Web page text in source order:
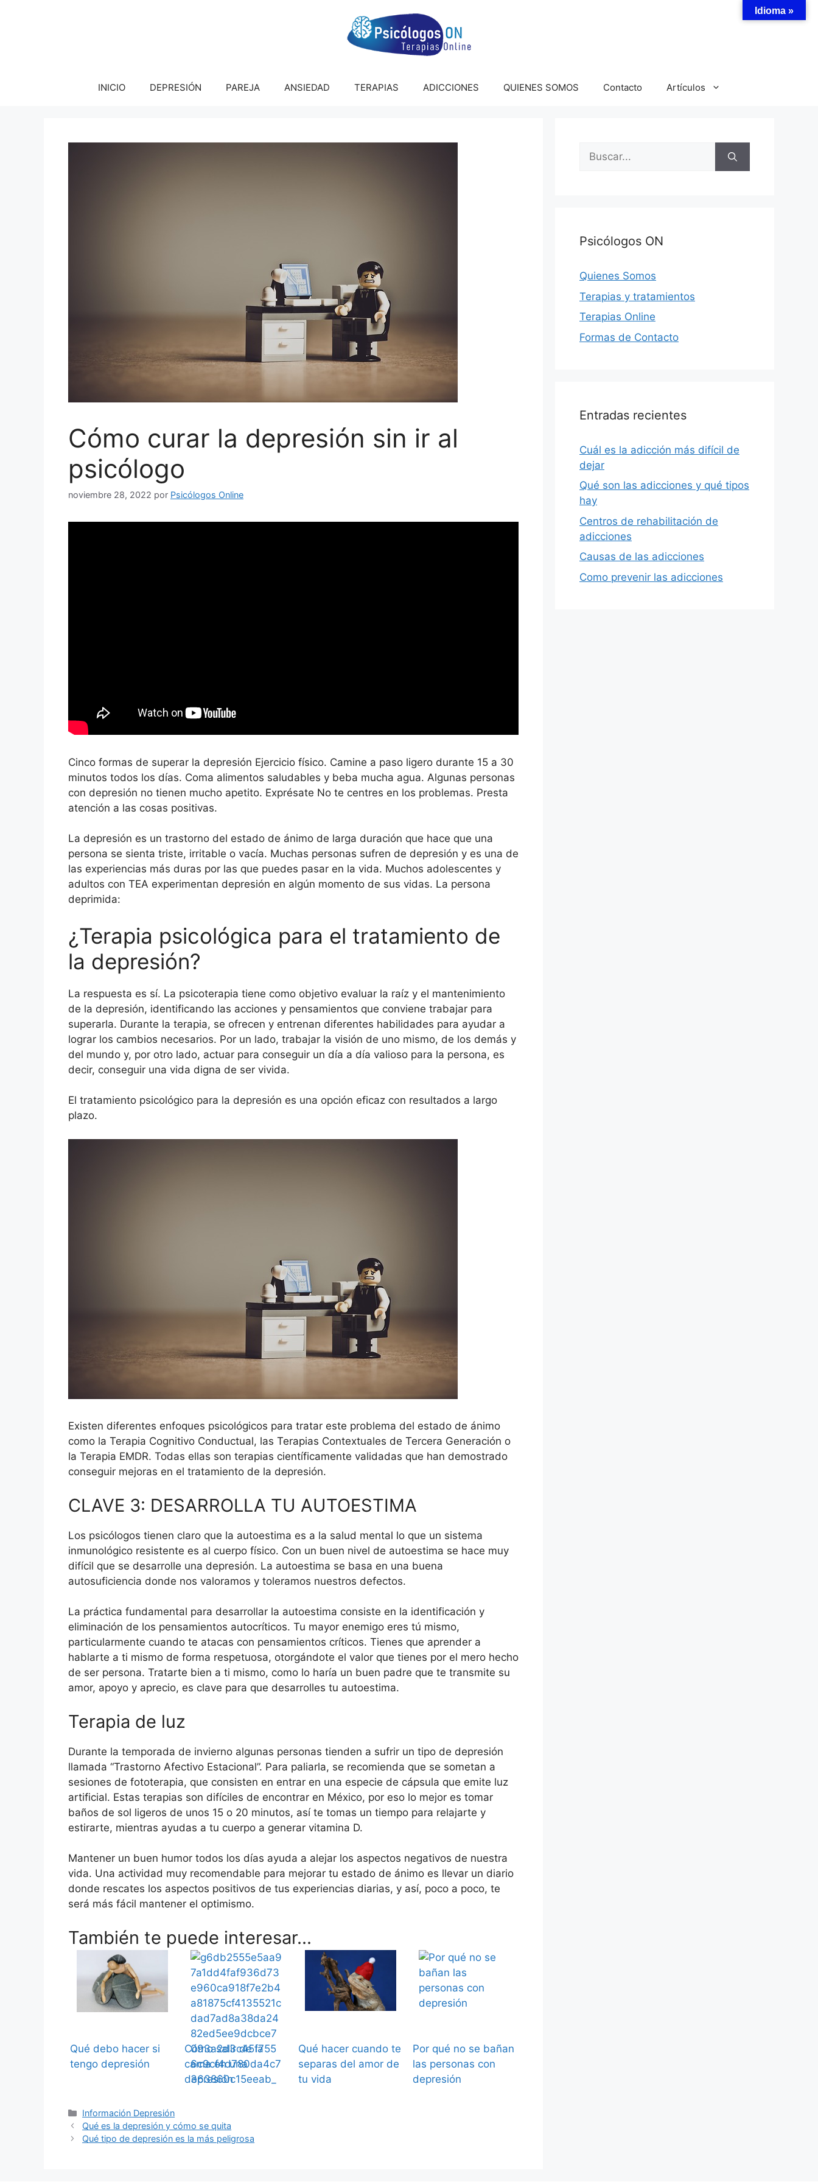
INICIO DEPRESIÓN PAREJA ANSIEDAD TERAPIAS ADICCIONES QUIENES SOMOS Contacto Artículos
Cómo curar la depresión sin ir al
psicólogo
noviembre 28, 2022 por Psicólogos Online
Cinco formas de superar la depresión Ejercicio físico. Camine a paso ligero durante 15 a 30
minutos todos los días. Coma alimentos saludables y beba mucha agua. Algunas personas
con depresión no tienen mucho apetito. Exprésate No te centres en los problemas. Presta
atención a las cosas positivas.
La depresión es un trastorno del estado de ánimo de larga duración que hace que una
persona se sienta triste, irritable o vacía. Muchas personas sufren de depresión y es una de
las experiencias más duras por las que puedes pasar en la vida. Muchos adolescentes y
adultos con TEA experimentan depresión en algún momento de sus vidas. La persona
deprimida:
¿Terapia psicológica para el tratamiento de
la depresión?
La respuesta es sí. La psicoterapia tiene como objetivo evaluar la raíz y el mantenimiento
de la depresión, identificando las acciones y pensamientos que conviene trabajar para
superarla. Durante la terapia, se ofrecen y entrenan diferentes habilidades para ayudar a
lograr los cambios necesarios. Por un lado, trabajar la visión de uno mismo, de los demás y
del mundo y, por otro lado, actuar para conseguir un día a día valioso para la persona, es
decir, conseguir una vida digna de ser vivida.
El tratamiento psicológico para la depresión es una opción eficaz con resultados a largo
plazo.
Existen diferentes enfoques psicológicos para tratar este problema del estado de ánimo
como la Terapia Cognitivo Conductual, las Terapias Contextuales de Tercera Generación o
la Terapia EMDR. Todas ellas son terapias científicamente validadas que han demostrado
conseguir mejoras en el tratamiento de la depresión.
CLAVE 3: DESARROLLA TU AUTOESTIMA
Los psicólogos tienen claro que la autoestima es a la salud mental lo que un sistema
inmunológico resistente es al cuerpo físico. Con un buen nivel de autoestima se hace muy
difícil que se desarrolle una depresión. La autoestima se basa en una buena
autosuficiencia donde nos valoramos y toleramos nuestros defectos.
La práctica fundamental para desarrollar la autoestima consiste en la identificación y
eliminación de los pensamientos autocríticos. Tu mayor enemigo eres tú mismo,
particularmente cuando te atacas con pensamientos críticos. Tienes que aprender a
hablarte a ti mismo de forma respetuosa, otorgándote el valor que tienes por el mero hecho
de ser persona. Tratarte bien a ti mismo, como lo haría un buen padre que te transmite su
amor, apoyo y aprecio, es clave para que desarrolles tu autoestima.
Terapia de luz
Durante la temporada de invierno algunas personas tienden a sufrir un tipo de depresión
llamada “Trastorno Afectivo Estacional”. Para paliarla, se recomienda que se sometan a
sesiones de fototerapia, que consisten en entrar en una especie de cápsula que emite luz
artificial. Estas terapias son difíciles de encontrar en México, por eso lo mejor es tomar
baños de sol ligeros de unos 15 o 20 minutos, así te tomas un tiempo para relajarte y
estirarte, mientras ayudas a tu cuerpo a generar vitamina D.
Mantener un buen humor todos los días ayuda a alejar los aspectos negativos de nuestra
vida. Una actividad muy recomendable para mejorar tu estado de ánimo es llevar un diario
donde rescates los aspectos positivos de tus experiencias diarias, y así, poco a poco, te
será más fácil mantener el optimismo.
También te puede interesar...
Qué debo hacer si
tengo depresión
Cómo salir de la
cama en una
depresión
Qué hacer cuando te
separas del amor de
tu vida
Por qué no se bañan
las personas con
depresión
Categorías
Información Depresión
Qué es la depresión y cómo se quita
Qué tipo de depresión es la más peligrosa
Buscar:
Psicólogos ON
Quienes Somos
Terapias y tratamientos
Terapias Online
Formas de Contacto
Entradas recientes
Cuál es la adicción más difícil de
dejar
Qué son las adicciones y qué tipos
hay
Centros de rehabilitación de
adicciones
Causas de las adicciones
Como prevenir las adicciones
Idioma »